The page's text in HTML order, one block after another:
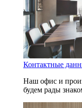
Контактные
Наш офис и
будем рады